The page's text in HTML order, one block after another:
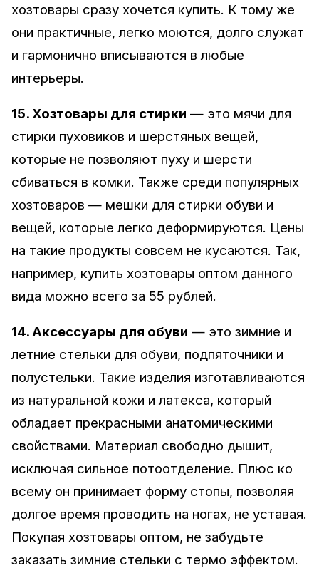
хозтовары сразу хочется купить. К тому же
они практичные, легко моются, долго служат
и гармонично вписываются в любые
интерьеры.
15. Хозтовары для стирки — это мячи для
стирки пуховиков и шерстяных вещей,
которые не позволяют пуху и шерсти
сбиваться в комки. Также среди популярных
хозтоваров — мешки для стирки обуви и
вещей, которые легко деформируются. Цены
на такие продукты совсем не кусаются. Так,
например, купить хозтовары оптом данного
вида можно всего за 55 рублей.
14. Аксессуары для обуви — это зимние и
летние стельки для обуви, подпяточники и
полустельки. Такие изделия изготавливаются
из натуральной кожи и латекса, который
обладает прекрасными анатомическими
свойствами. Материал свободно дышит,
исключая сильное потоотделение. Плюс ко
всему он принимает форму стопы, позволяя
долгое время проводить на ногах, не уставая.
Покупая хозтовары оптом, не забудьте
заказать зимние стельки с термо эффектом.